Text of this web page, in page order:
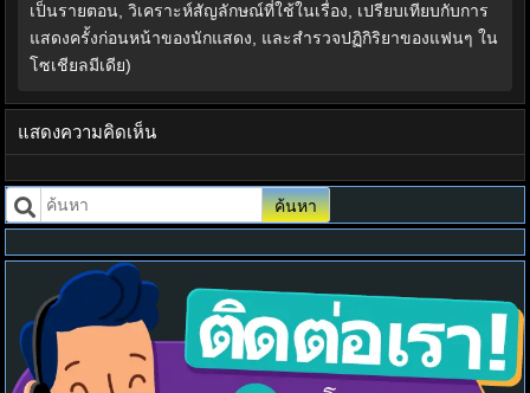
เป็นรายตอน, วิเคราะห์สัญลักษณ์ที่ใช้ในเรื่อง, เปรียบเทียบกับการ
แสดงครั้งก่อนหน้าของนักแสดง, และสำรวจปฏิกิริยาของแฟนๆ ใน
โซเชียลมีเดีย)
แสดงความคิดเห็น
ค้นหา